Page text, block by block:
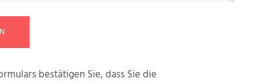
bestätigen Sie, dass Sie die